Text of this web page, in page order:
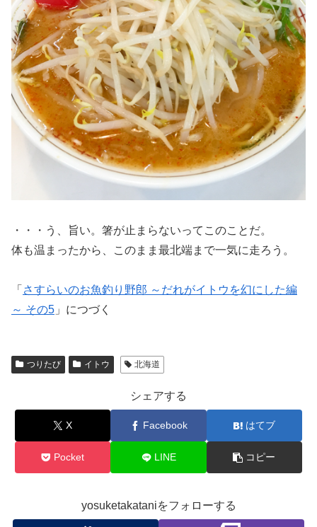
・・・う、旨い。箸が止まらないってこのことだ。
体も温まったから、このまま最北端まで一気に走ろう。
「 さすらいのお魚釣り野郎 ～だれがイトウを幻にした編
～ その5 」につづく
つりたび イトウ 北海道
シェアする
X Facebook はてブ
Pocket LINE コピー
yosuketakataniをフォローする